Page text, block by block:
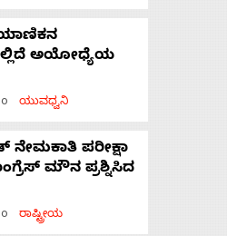
ಅಯೋಧ್ಯೆಯ
ಯುವಧ್ವನಿ
ನೇಮಕಾತಿ ಪರೀಕ್ಷಾ
ಮೌನ ಪ್ರಶ್ನಿಸಿದ
ರಾಷ್ಟ್ರೀಯ